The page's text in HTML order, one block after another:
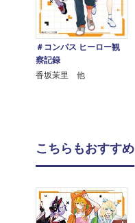
＃コンパス ヒーロー観
察記録
香坂茉里 他
こちらもおすすめ